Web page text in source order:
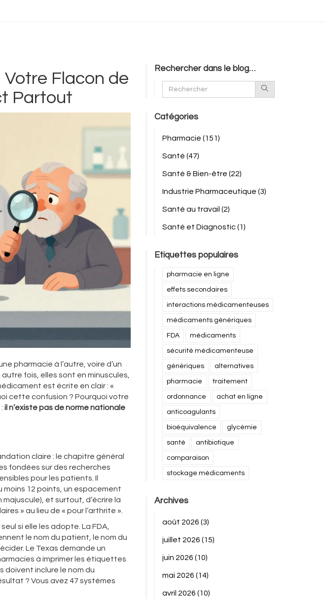
Flacon de
Partout
pharmacie à l’autre, voire d’un
fois, elles sont en minuscules,
est écrite en clair : «
cette confusion ? Pourquoi votre
il n’existe pas de norme nationale
claire : le chapitre général
fondées sur des recherches
pour les patients. Il
moins 12 points, un espacement
et surtout, d’écrire la
» au lieu de « pour l’arthrite ».
si elle les adopte. La FDA,
le nom du patient, le nom du
Le Texas demande un
à imprimer les étiquettes
doivent inclure le nom du
? Vous avez 47 systèmes
Rechercher dans le blog…
Catégories
Pharmacie (151)
Santé (47)
Santé & Bien-être (22)
Industrie Pharmaceutique (3)
Santé au travail (2)
Santé et Diagnostic(1)
Etiquettes populaires
pharmacie en ligne
effets secondaires
interactions médicamenteuses
médicaments génériques
FDA médicaments
sécurité médicamenteuse
génériques alternatives
pharmacie traitement
ordonnance achat en ligne
anticoagulants
bioéquivalence glycémie
santé antibiotique
comparaison
stockage médicaments
Archives
août 2026 (3)
juillet 2026 (15)
juin 2026 (10)
mai 2026 (14)
avril 2026 (10)